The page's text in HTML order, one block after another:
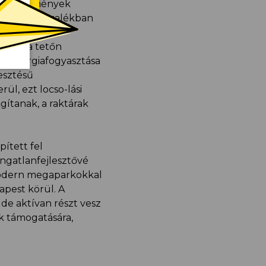
létesítmények
85 százalékban
kerülnek
a tetőn
energiafogyasztása
ezt locso-lási
a raktárak
fel
megaparkokkal
körül. A
aktívan részt vesz
támogatására,